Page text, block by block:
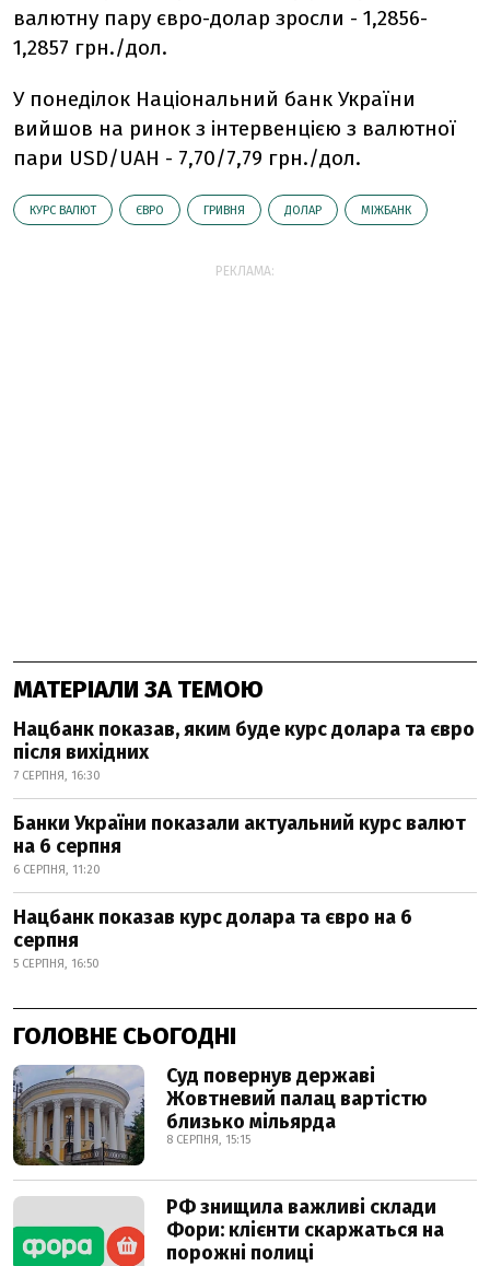
валютну пару євро-долар зросли - 1,2856-
1,2857 грн./дол.
У понеділок Національний банк України
вийшов на ринок з інтервенцією з валютної
пари USD/UAH - 7,70/7,79 грн./дол.
КУРС ВАЛЮТ ЄВРО ГРИВНЯ ДОЛАР МІЖБАНК
РЕКЛАМА:
МАТЕРІАЛИ ЗА ТЕМОЮ
Нацбанк показав, яким буде курс долара та євро
після вихідних
7 СЕРПНЯ, 16:30
Банки України показали актуальний курс валют
на 6 серпня
6 СЕРПНЯ, 11:20
Нацбанк показав курс долара та євро на 6
серпня
5 СЕРПНЯ, 16:50
ГОЛОВНЕ СЬОГОДНІ
Суд повернув державі
Жовтневий палац вартістю
близько мільярда
8 СЕРПНЯ, 15:15
РФ знищила важливі склади
Фори: клієнти скаржаться на
порожні полиці